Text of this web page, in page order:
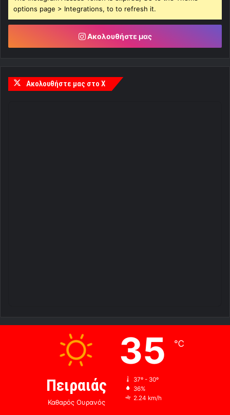
options page > Integrations, to to refresh it.
Ακολουθήστε μας
Ακολουθήστε μας στο X
Πειραιάς
Καθαρός Ουρανός
35 ℃
37º - 30º
36%
2.24 km/h